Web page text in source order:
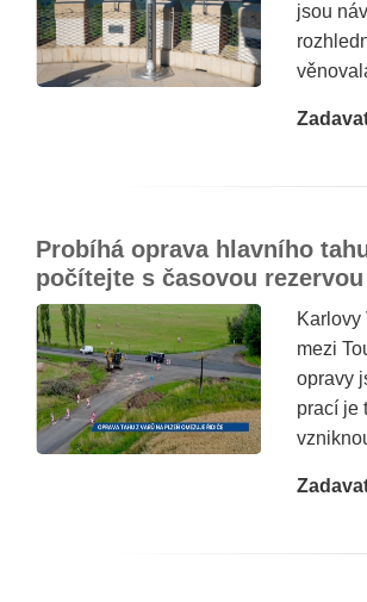
jsou
Probíhá oprava hlavního
počítejte s časovou rezervou
Karlovy
mezi
opravy
prací je